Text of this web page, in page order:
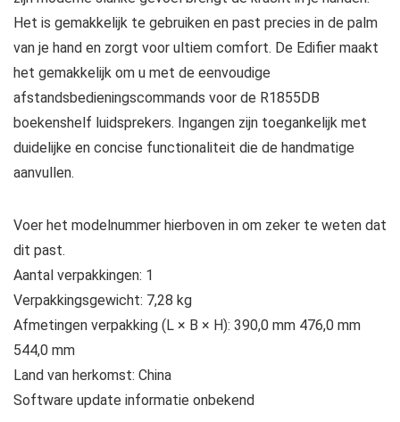
Het is gemakkelijk te gebruiken en past precies in de palm
van je hand en zorgt voor ultiem comfort. De Edifier maakt
het gemakkelijk om u met de eenvoudige
afstandsbedieningscommands voor de R1855DB
boekenshelf luidsprekers. Ingangen zijn toegankelijk met
duidelijke en concise functionaliteit die de handmatige
aanvullen.
Voer het modelnummer hierboven in om zeker te weten dat
dit past.
Aantal verpakkingen: 1
Verpakkingsgewicht: 7,28 kg
Afmetingen verpakking (L × B × H): 390,0 mm 476,0 mm
544,0 mm
Land van herkomst: China
Software update informatie onbekend